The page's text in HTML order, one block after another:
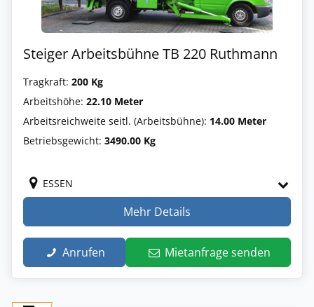
Steiger Arbeitsbühne TB 220 Ruthmann
Tragkraft: 200 Kg
Arbeitshöhe: 22.10 Meter
Arbeitsreichweite seitl. (Arbeitsbühne): 14.00 Meter
Betriebsgewicht: 3490.00 Kg
ESSEN
Mehr Details
Anrufen Mietanfrage senden